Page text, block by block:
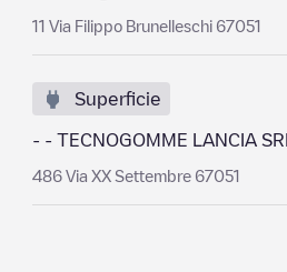
11 Via Filippo Brunelleschi 67051
Superficie
- - TECNOGOMME LANCIA SRL
486 Via XX Settembre 67051